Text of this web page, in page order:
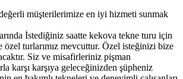
müşterilerimize en iyi hizmeti sunmak
İstediğiniz saatte kekova tekne turu için
turlarımız mevcuttur. Özel isteğinizi bize
Siz ve misafirleriniz pişman
karşı karşıya geleceğinizden şüpheniz